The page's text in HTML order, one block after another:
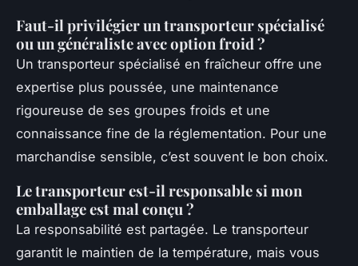
Faut-il privilégier un transporteur spécialisé
ou un généraliste avec option froid ?
Un transporteur spécialisé en fraîcheur offre une
expertise plus poussée, une maintenance
rigoureuse de ses groupes froids et une
connaissance fine de la réglementation. Pour une
marchandise sensible, c’est souvent le bon choix.
Le transporteur est-il responsable si mon
emballage est mal conçu ?
La responsabilité est partagée. Le transporteur
garantit le maintien de la température, mais vous